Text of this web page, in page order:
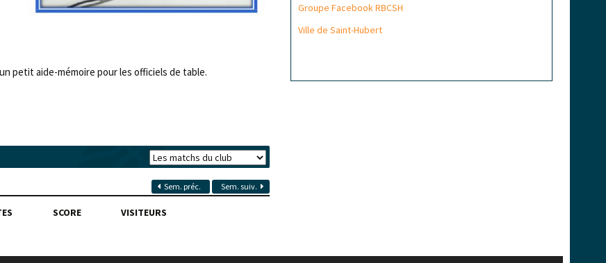
petit aide-mémoire pour les officiels de table.
Sem. préc. Sem. suiv.
SCORE VISITEURS
Groupe Facebook RBCSH
Ville de Saint-Hubert